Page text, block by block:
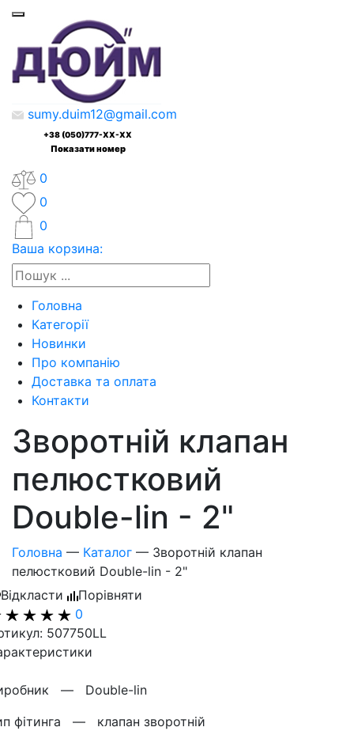
sumy.duim12@gmail.com
+38 (050)777-XX-XX
Показати номер
0
0
0
Ваша корзина:
Головна
Категорії
Новинки
Про компанію
Доставка та оплата
Контакти
Зворотній клапан
пелюстковий
Double-lin - 2"
Головна — Каталог — Зворотній клапан
пелюстковий Double-lin - 2"
Відкласти
Порівняти
0
507750LL
— Double-lin
фітинга — клапан зворотній